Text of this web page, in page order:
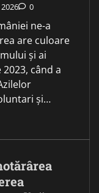
0
ne-a
are culoare
și ai
când a
și…